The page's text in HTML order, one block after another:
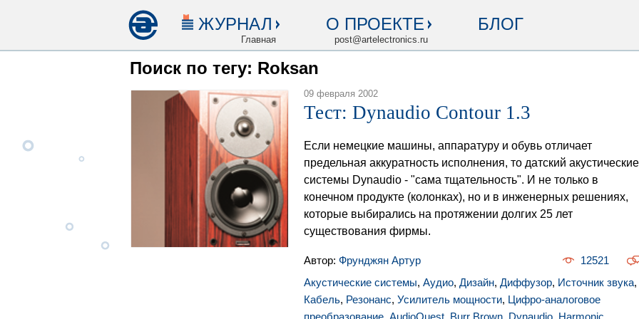
ЖУРНАЛ
Главная
О ПРОЕКТЕ
post@artelectronics.ru
БЛОГ
Поиск по тегу: Roksan
09 февраля 2002
Тест: Dynaudio Contour 1.3
Если немецкие машины, аппаратуру и обувь отличает
предельная аккуратность исполнения, то датский акустические
системы Dynaudio - "сама тщательность". И не только в
конечном продукте (колонках), но и в инженерных решениях,
которые выбирались на протяжении долгих 25 лет
существования фирмы.
Автор: Фрунджян Артур
12521
Акустические системы, Аудио, Дизайн, Диффузор, Источник звука,
Кабель, Резонанс, Усилитель мощности, Цифро-аналоговое
преобразование AudioQuest Burr Brown Dynaudio Harmonic